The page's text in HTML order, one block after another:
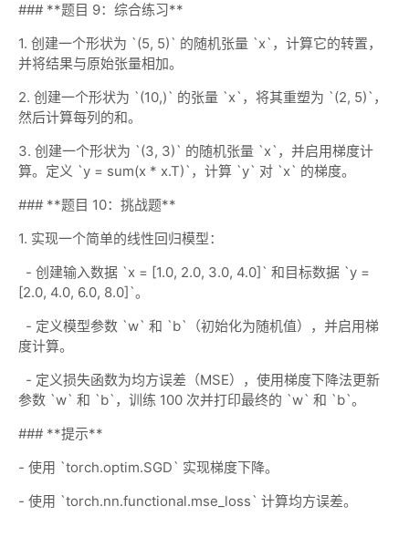
### **题目 9：综合练习**
1. 创建一个形状为 `(5, 5)` 的随机张量 `x`，计算它的转置，
并将结果与原始张量相加。
2. 创建一个形状为 `(10,)` 的张量 `x`，将其重塑为 `(2, 5)`，
然后计算每列的和。
3. 创建一个形状为 `(3, 3)` 的随机张量 `x`，并启用梯度计
算。定义 `y = sum(x * x.T)`，计算 `y` 对 `x` 的梯度。
### **题目 10：挑战题**
1. 实现一个简单的线性回归模型：
- 创建输入数据 `x = [1.0, 2.0, 3.0, 4.0]` 和目标数据 `y =
[2.0, 4.0, 6.0, 8.0]`。
- 定义模型参数 `w` 和 `b`（初始化为随机值），并启用梯
度计算。
- 定义损失函数为均方误差（MSE），使用梯度下降法更新
参数 `w` 和 `b`，训练 100 次并打印最终的 `w` 和 `b`。
### **提示**
- 使用 `torch.optim.SGD` 实现梯度下降。
- 使用 `torch.nn.functional.mse_loss` 计算均方误差。